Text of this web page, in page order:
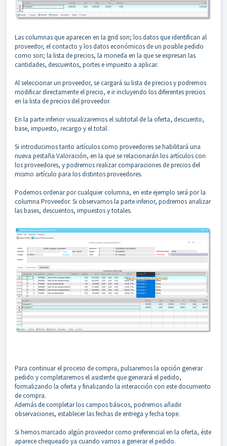
Las columnas que aparecen en la grid son; los datos que identifican al
proveedor, el contacto y los datos económicos de un posible pedido
como son; la lista de precios, la moneda en la que se expresan las
cantidades, descuentos, portes e impuesto a aplicar.
Al seleccionar un proveedor, se cargará su lista de precios y podremos
modificar directamente el precio, e ir incluyendo los diferentes precios
en la lista de precios del proveedor.
En la parte inferior visualizaremos el subtotal de la oferta, descuento,
base, impuesto, recargo y el total.
Si introducimos tanto artículos como proveedores se habilitará una
nueva pestaña Valoración, en la que se relacionarán los artículos con
los proveedores, y podremos realizar comparaciones de precios del
mismo artículo para los distintos proveedores.
Podemos ordenar por cualquier columna, en este ejemplo será por la
columna Proveedor. Si observamos la parte inferior, podremos analizar
las bases, descuentos, impuestos y totales.
Para continuar el proceso de compra, pulsaremos la opción generar
pedido y completaremos el asistente que generará el pedido,
formalizando la oferta y finalizando la interacción con este documento
de compra.
Además de completar los campos básicos, podremos añadir
observaciones, establecer las fechas de entrega y fecha tope.
Si hemos marcado algún proveedor como preferencial en la oferta, éste
aparece chequeado ya cuando vamos a generar el pedido.